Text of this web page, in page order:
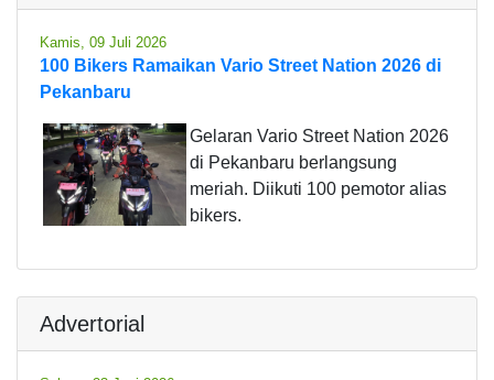
Kamis, 09 Juli 2026
100 Bikers Ramaikan Vario Street Nation 2026 di
Pekanbaru
Gelaran Vario Street Nation 2026
di Pekanbaru berlangsung
meriah. Diikuti 100 pemotor alias
bikers.
Advertorial